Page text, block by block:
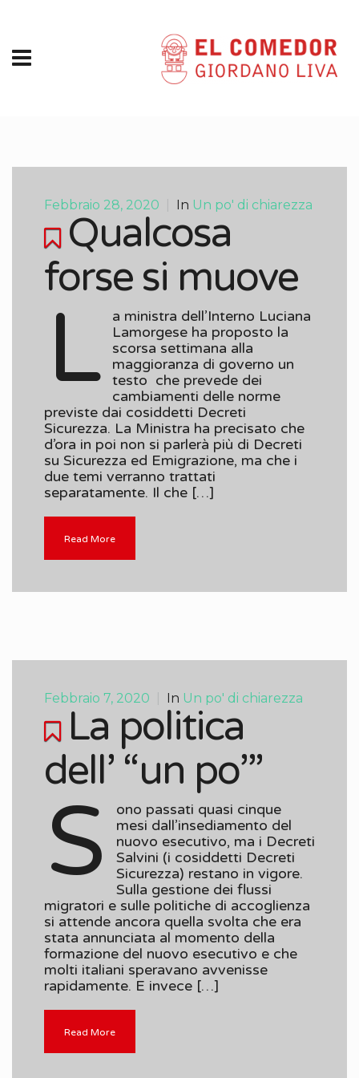
Febbraio 28, 2020 In Un po' di chiarezza
Qualcosa
forse si muove
L
a ministra dell’Interno Luciana
Lamorgese ha proposto la
scorsa settimana alla
maggioranza di governo un
testo che prevede dei
cambiamenti delle norme
previste dai cosiddetti Decreti
Sicurezza. La Ministra ha precisato che
d’ora in poi non si parlerà più di Decreti
su Sicurezza ed Emigrazione, ma che i
due temi verranno trattati
separatamente. Il che […]
Read More
Febbraio 7, 2020 In Un po' di chiarezza
La politica
dell’ “un po’”
S
ono passati quasi cinque
mesi dall’insediamento del
nuovo esecutivo, ma i Decreti
Salvini (i cosiddetti Decreti
Sicurezza) restano in vigore.
Sulla gestione dei flussi
migratori e sulle politiche di accoglienza
si attende ancora quella svolta che era
stata annunciata al momento della
formazione del nuovo esecutivo e che
molti italiani speravano avvenisse
rapidamente. E invece […]
Read More